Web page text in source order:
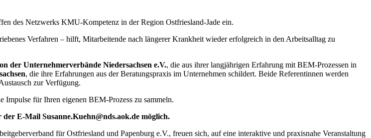
des Netzwerks KMU-Kompetenz in der Region Ostfriesland-Jade ein.
Verfahren – hilft, Mitarbeitende nach längerer Krankheit wieder erfolgreich in den Arbeitsalltag zu
der Unternehmerverbände Niedersachsen e.V., die aus ihrer langjährigen Erfahrung mit BEM-Prozessen in
, die ihre Erfahrungen aus der Beratungspraxis im Unternehmen schildert. Beide Referentinnen werden
zur Verfügung.
für Ihren eigenen BEM-Prozess zu sammeln.
E-Mail Susanne.Kuehn@nds.aok.de möglich.
für Ostfriesland und Papenburg e.V., freuen sich, auf eine interaktive und praxisnahe Veranstaltung